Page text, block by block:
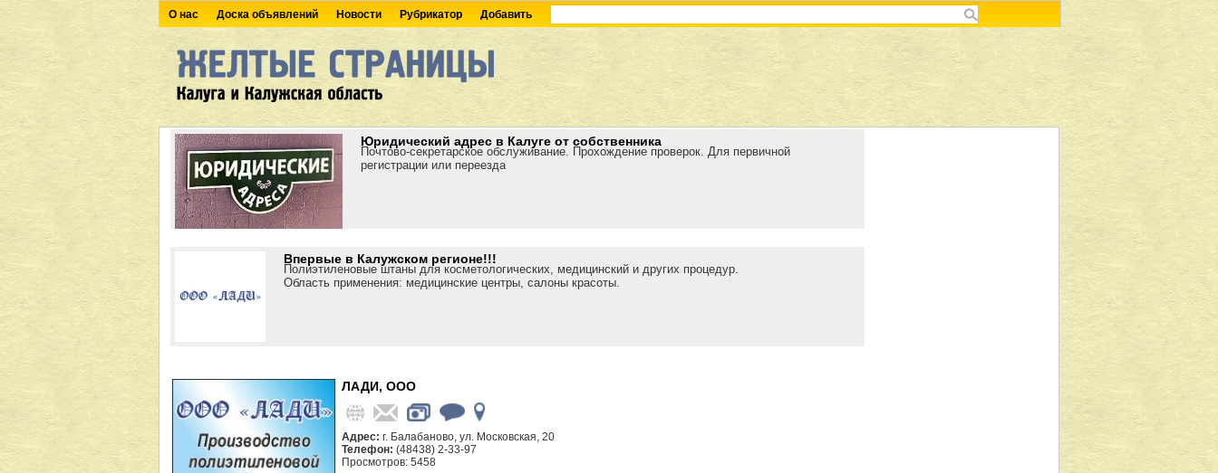
О нас Доска объявлений Новости Рубрикатор Добавить
Юридический адрес в Калуге от собственника
Почтово-секретарское обслуживание. Прохождение проверок. Для первичной
регистрации или переезда
Впервые в Калужском регионе!!!
Полиэтиленовые штаны для косметологических, медицинский и других процедур.
Область применения: медицинские центры, салоны красоты.
ЛАДИ, ООО
Адрес: г. Балабаново, ул. Московская, 20
Телефон: (48438) 2-33-97
Просмотров: 5458